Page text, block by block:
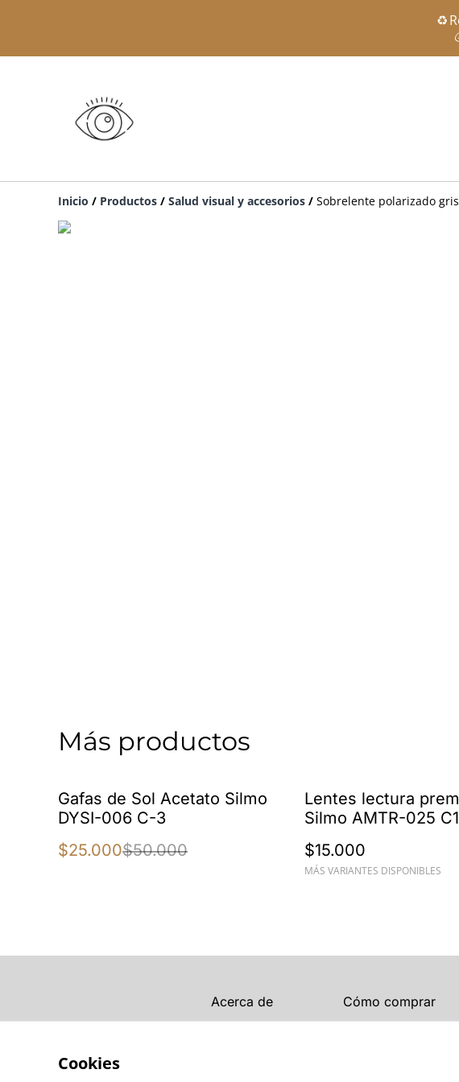
♻️
Inicio / Productos / Salud visual y accesorios / Sobrelente polarizado gris
Más productos
%
Gafas de Sol Acetato Silmo
DYSI-006 C-3
$25.000$50.000
Lentes lectura
Silmo AMTR-025 C1
$15.000
MÁS VARIANTES DISPONIBLES
Acerca de Cómo comprar
Cookies